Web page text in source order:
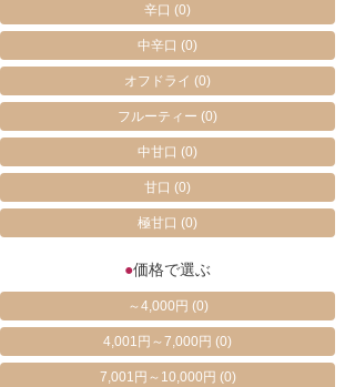
辛口(0)
中辛口(0)
オフドライ(0)
フルーティー(0)
中甘口(0)
甘口(0)
極甘口(0)
●価格で選ぶ
～4,000円 (0)
4,001円～7,000円(0)
7,001円～10,000円 (0)